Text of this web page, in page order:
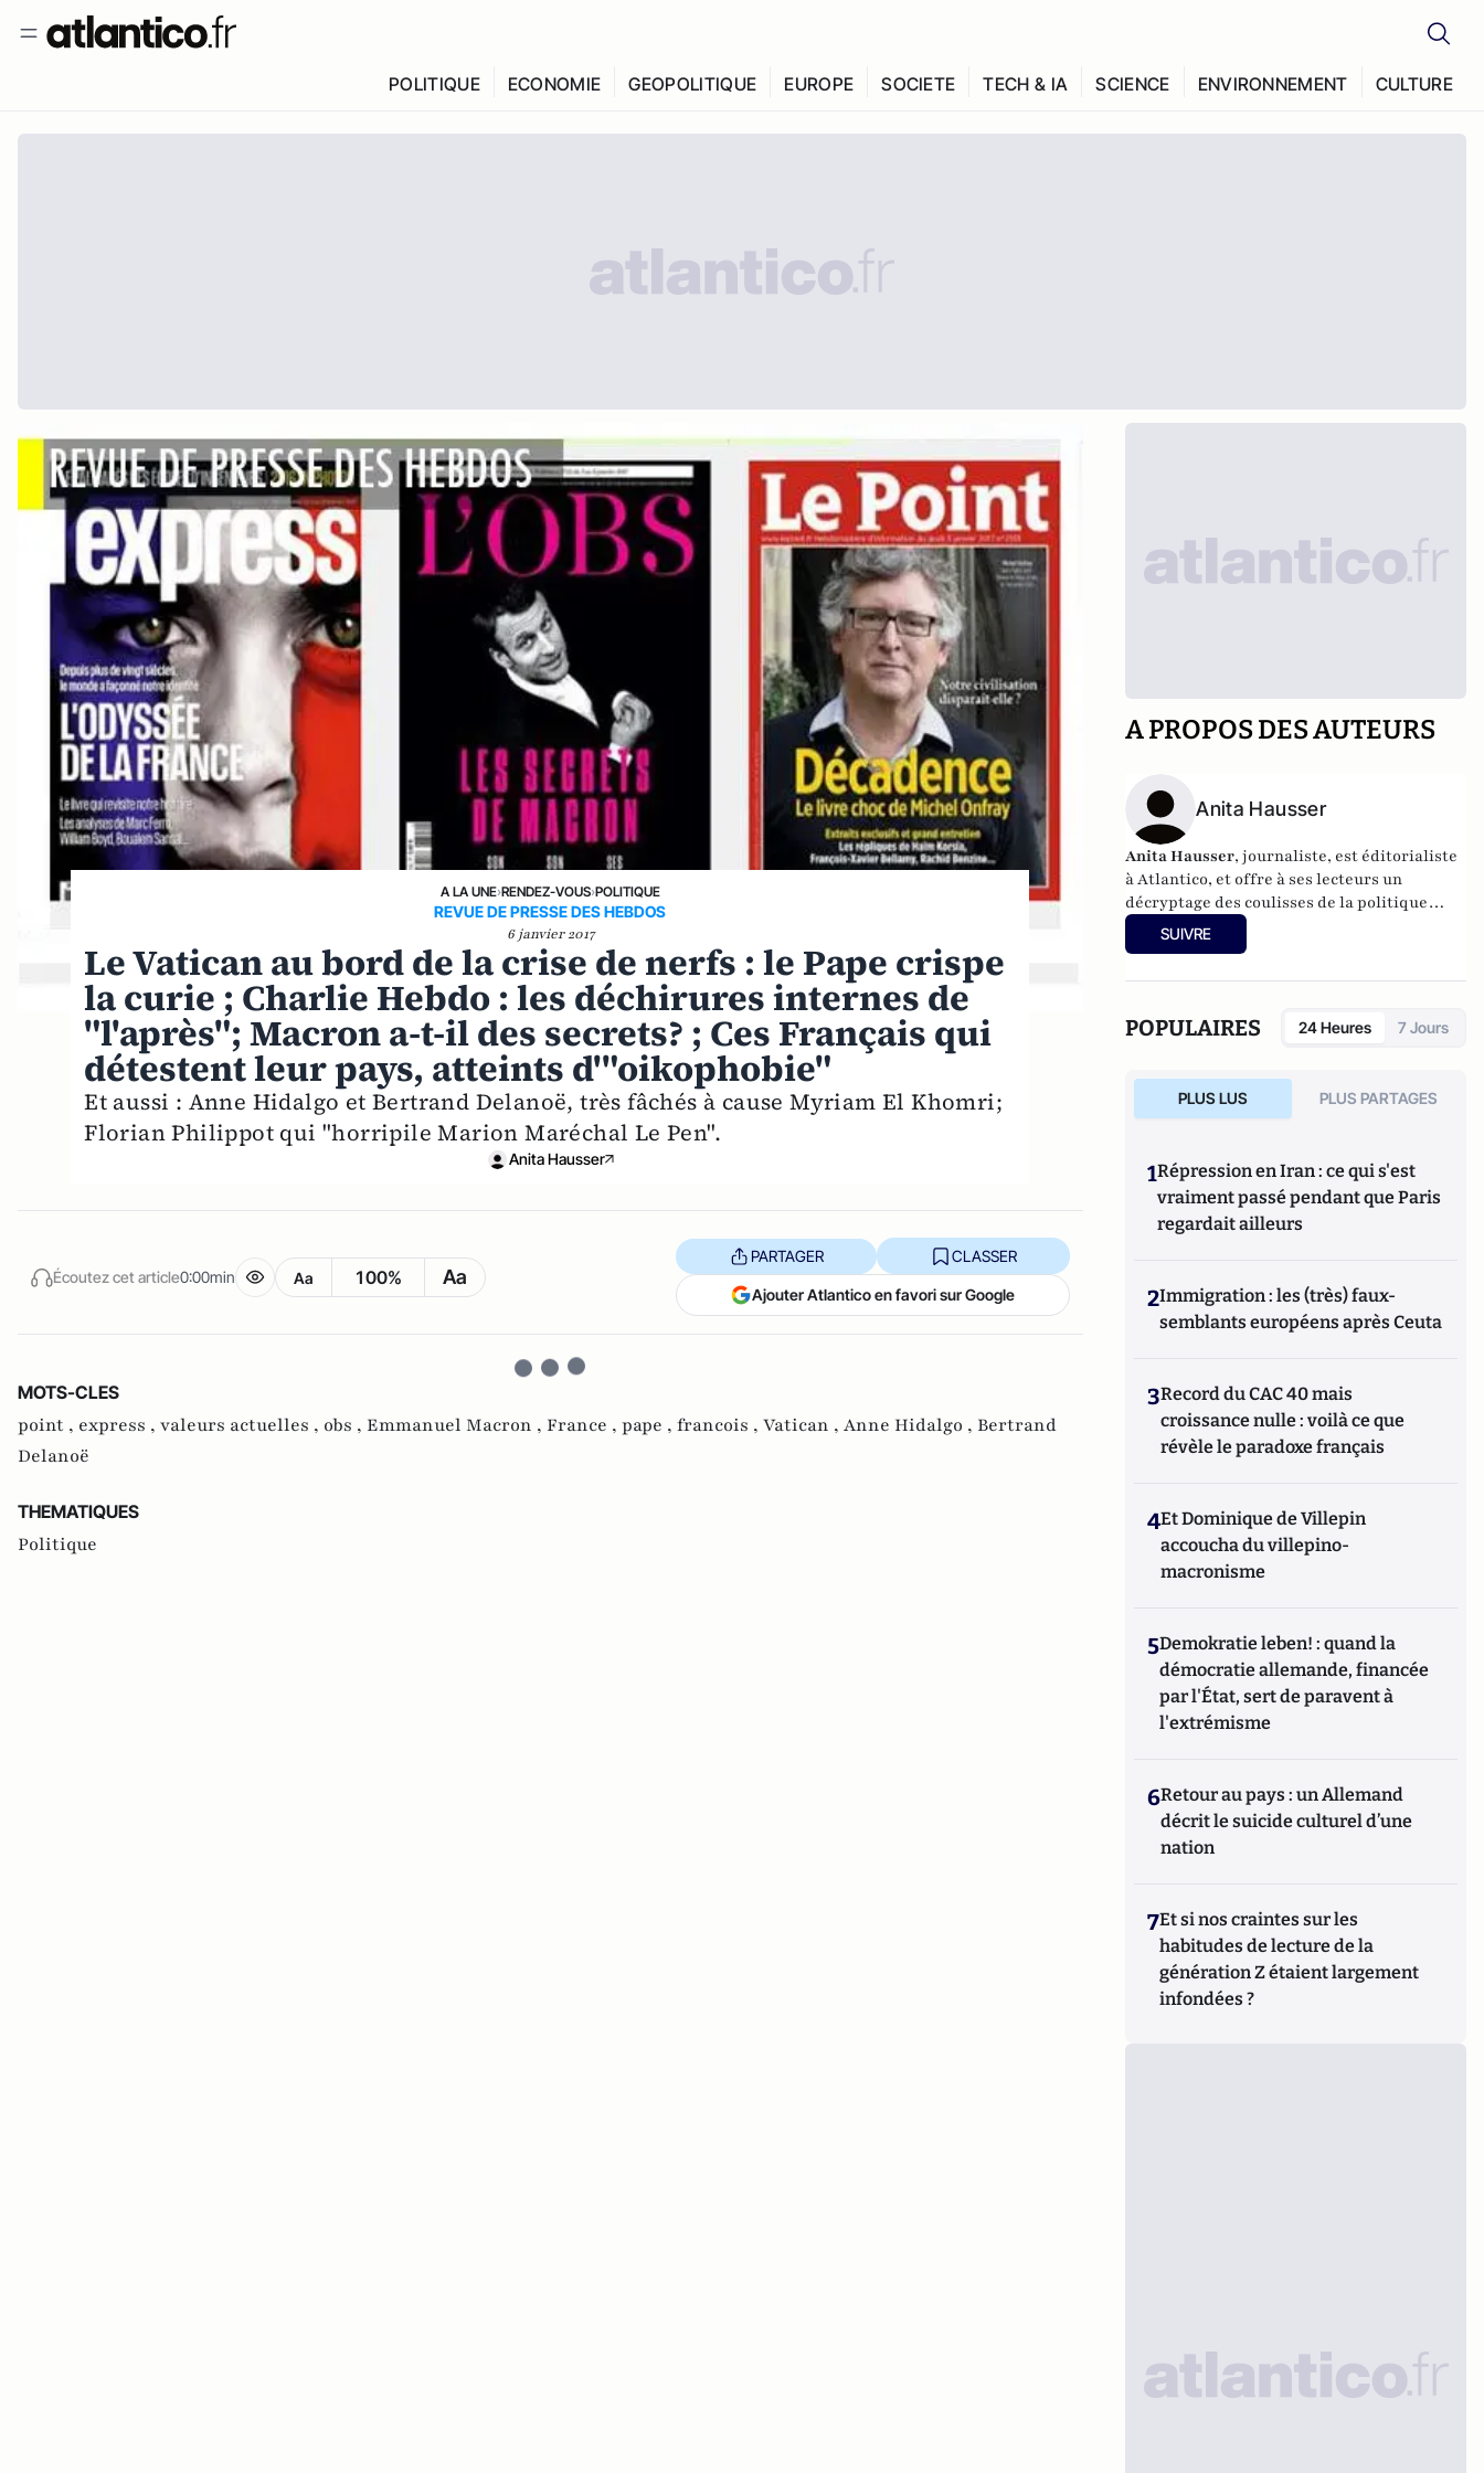
POLITIQUE ECONOMIE GEOPOLITIQUE EUROPE SOCIETE TECH & IA SCIENCE ENVIRONNEMENT CULTURE
A LA UNE›RENDEZ-VOUS›POLITIQUE
REVUE DE PRESSE DES HEBDOS
6 janvier 2017
Le Vatican au bord de la crise de nerfs : le Pape crispe
la curie ; Charlie Hebdo : les déchirures internes de
"l'après"; Macron a-t-il des secrets? ; Ces Français qui
détestent leur pays, atteints d'"oikophobie"
Et aussi : Anne Hidalgo et Bertrand Delanoë, très fâchés à cause Myriam El Khomri;
Florian Philippot qui "horripile Marion Maréchal Le Pen".
Anita Hausser
Écoutez cet article0:00min Aa 100% Aa
PARTAGER CLASSER
Ajouter Atlantico en favori sur Google
MOTS-CLES
point , express , valeurs actuelles , obs , Emmanuel Macron , France , pape , francois , Vatican , Anne Hidalgo , Bertrand
Delanoë
THEMATIQUES
Politique
A PROPOS DES AUTEURS
Anita Hausser
Anita Hausser, journaliste, est éditorialiste
à Atlantico, et offre à ses lecteurs un
décryptage des coulisses de la politique
française et internationale. Elle a
notamment publié
députée, un homme comme les autres ?
(2014) etBruno Le Maire, l'Affranchi
SUIVRE
POPULAIRES 24 Heures 7 Jours
PLUS LUS PLUS PARTAGES
1Répression en Iran : ce qui s'est
vraiment passé pendant que Paris
regardait ailleurs
2Immigration : les (très) faux-
semblants européens après Ceuta
3Record du CAC 40 mais
croissance nulle : voilà ce que
révèle le paradoxe français
4Et Dominique de Villepin
accoucha du villepino-
macronisme
5Demokratie leben! : quand la
démocratie allemande, financée
par l'État, sert de paravent à
l'extrémisme
6Retour au pays : un Allemand
décrit le suicide culturel d’une
nation
7Et si nos craintes sur les
habitudes de lecture de la
génération Z étaient largement
infondées ?